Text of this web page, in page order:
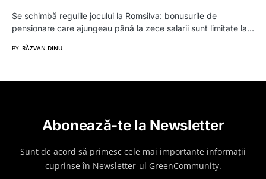
Se schimbă regulile jocului la Romsilva: bonusurile de
pensionare care ajungeau până la zece salarii sunt limitate la…
BY RĂZVAN DINU
Abonează-te la Newsletter
Sunt de acord să primesc cele mai importante informații
cuprinse în Newsletter-ul GreenCommunity.